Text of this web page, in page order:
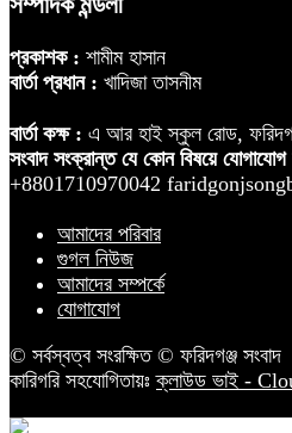
প্রকাশক : শামীম হাসান
বার্তা প্রধান : খাদিজা তাসনীম
বার্তা কক্ষ : এ আর হাই স্কুল রোড,
সংবাদ সংক্রান্ত যে কোন বিষয়ে
+8801710970042
আমাদের পরিবার
গুগল নিউজ
আমাদের সম্পর্কে
যোগাযোগ
© সর্বস্বত্ব সংরক্ষিত © ফরিদগঞ্জ সংবাদ
কারিগরি সহযোগিতায়ঃক্লাউড ভাই -